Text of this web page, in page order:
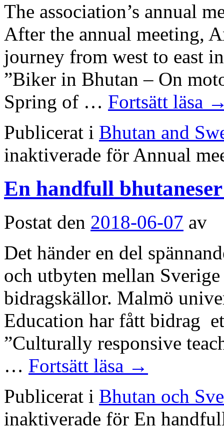
The association’s annual
After the annual meeting,
journey from west to east
”Biker in Bhutan – On
Spring of … Fortsätt läsa
Publicerat i Bhutan and
inaktiverade för Annual
En handfull
Postat den 2018-06-07 av
Det händer en del
och utbyten mellan
bidragskällor. Malmö
Education har fått bidrag
”Culturally responsive
… Fortsätt läsa →
Publicerat i Bhutan och
inaktiverade för En